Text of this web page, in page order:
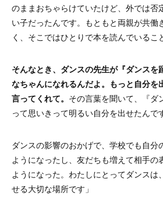
のままおちゃらけていたけど、外では否
い子だったんです。もともと両親が共働
く、そこではひとりで本を読んでいるこ
そんなとき、ダンスの先生が『ダンスを
なちゃんになれるんだよ。もっと自分を
言ってくれて。 その言葉を聞いて、『ダ
って思いきって明るい自分を出せたんで
ダンスの影響のおかげで、学校でも自分
ようになったし、友だちも増えて相手の
ようになった。わたしにとってダンスは
せる大切な場所です」